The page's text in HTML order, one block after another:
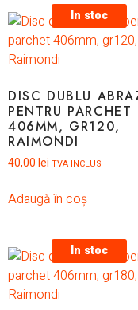
In stoc
DISC DUBLU
PENTRU PARCHET
406MM, GR120,
RAIMONDI
40,00 lei TVA INCLUS
Adaugă în coș
In stoc